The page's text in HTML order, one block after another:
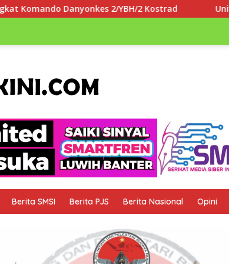
2 Kostrad Universitas Paramadina Apresiasi
Berita SMSI Berita PJS Berita Nasional Opini